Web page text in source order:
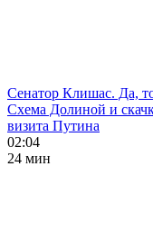
Сенатор Клишас. Да,
Схема Долиной и
визита Путина
02:04
24 мин